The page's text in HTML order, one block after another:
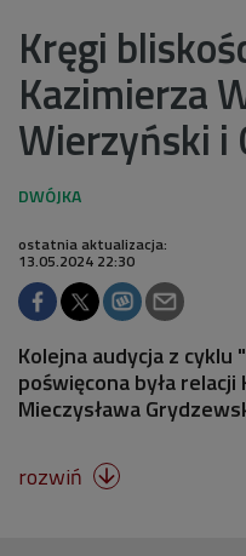
Kręgi
Kazimierza
Wierzyński i
ostatnia aktualizacja:
13.05.2024 22:30
Kolejna audycja z cyklu
poświęcona była
Mieczysława
rozwiń 